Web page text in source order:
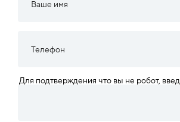
Для подтверждения что вы не робот,